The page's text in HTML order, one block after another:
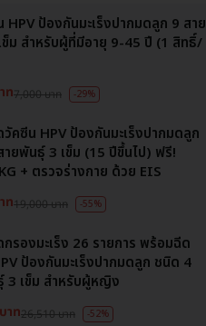
HPV ป้องกันมะเร็งปากมดลูก 9 สาย
ม สำหรับผู้ที่มีอายุ 9-45 ปี (1 สิทธิ์/
ท7,000 บาท -29%
คซีน HPV ป้องกันมะเร็งปากมดลูก
ยพันธุ์ 3 เข็ม (15 ปีขึ้นไป) ฟรี!
+ ตรวจร่างกาย ด้วย EIS
ท19,000 บาท -55%
รองมะเร็ง 26 รายการ พร้อมฉีด
ป้องกันมะเร็งปากมดลูก ชนิด 4
3 เข็ม สำหรับผู้หญิง
าท26,510 บาท -52%